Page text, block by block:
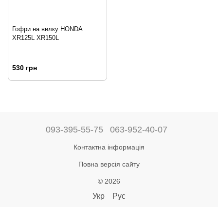
Гофри на вилку HONDA
XR125L XR150L
530 грн
093-395-55-75 063-952-40-07
Контактна інформація
Повна версія сайту
© 2026
Укр Рус